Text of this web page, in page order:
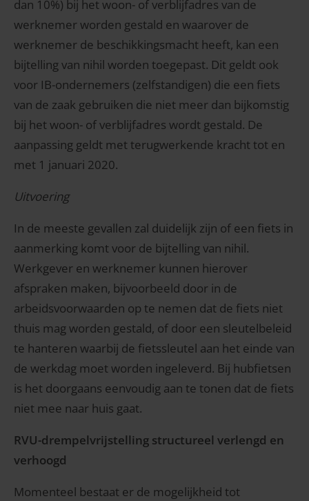
dan 10%) bij het woon- of verblijfadres van de
werknemer worden gestald en waarover de
werknemer de beschikkingsmacht heeft, kan een
bijtelling van nihil worden toegepast. Dit geldt ook
voor IB-ondernemers (zelfstandigen) die een fiets
van de zaak gebruiken die niet meer dan bijkomstig
bij het woon- of verblijfadres wordt gestald. De
aanpassing geldt met terugwerkende kracht tot en
met 1 januari 2020.
Uitvoering
In de meeste gevallen zal duidelijk zijn of een fiets in
aanmerking komt voor de bijtelling van nihil.
Werkgever en werknemer kunnen hierover
afspraken maken, bijvoorbeeld door in de
arbeidsvoorwaarden op te nemen dat de fiets niet
thuis mag worden gestald, of door een sleutelbeleid
te hanteren waarbij de fietssleutel aan het einde van
de werkdag moet worden ingeleverd. Bij hubfietsen
is het doorgaans eenvoudig aan te tonen dat de fiets
niet mee naar huis gaat.
RVU-drempelvrijstelling structureel verlengd en
verhoogd
Momenteel bestaat er de mogelijkheid tot